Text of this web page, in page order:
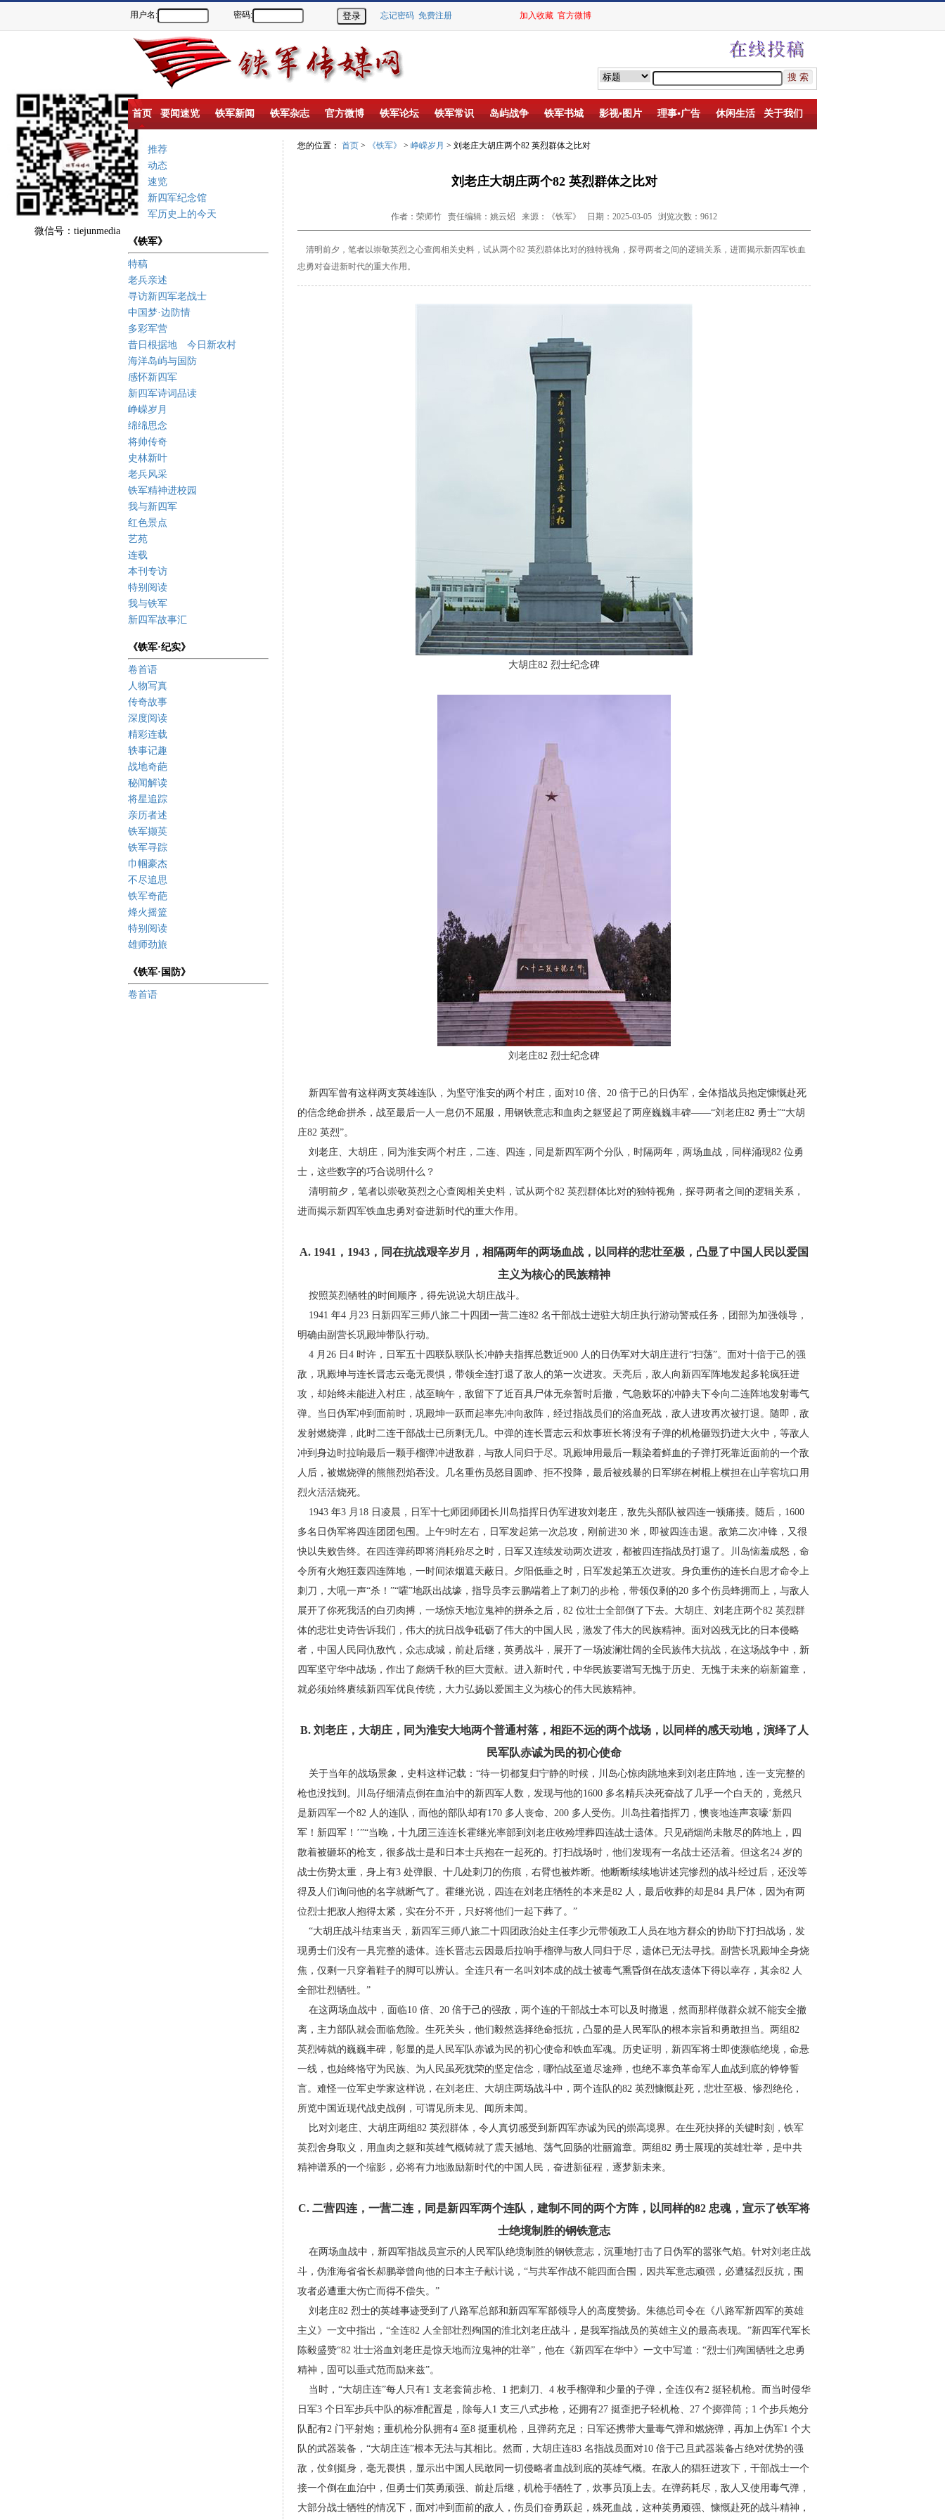
微信号：tiejunmedia
用户名: 密码: 忘记密码 免费注册 加入收藏 官方微博
首页 要闻速览 铁军新闻 铁军杂志 官方微博 铁军论坛 铁军常识 岛屿战争 铁军书城 影视▪图片 理事▪广告 休闲生活 关于我们
重点推荐
新闻动态
要闻速览
盐城新四军纪念馆
新四军历史上的今天
《铁军》
特稿
老兵亲述
寻访新四军老战士
中国梦·边防情
多彩军营
昔日根据地 今日新农村
海洋岛屿与国防
感怀新四军
新四军诗词品读
峥嵘岁月
绵绵思念
将帅传奇
史林新叶
老兵风采
铁军精神进校园
我与新四军
红色景点
艺苑
连载
本刊专访
特别阅读
我与铁军
新四军故事汇
《铁军·纪实》
卷首语
人物写真
传奇故事
深度阅读
精彩连载
轶事记趣
战地奇葩
秘闻解读
将星追踪
亲历者述
铁军撷英
铁军寻踪
巾帼豪杰
不尽追思
铁军奇葩
烽火摇篮
特别阅读
雄师劲旅
《铁军·国防》
卷首语
您的位置： 首页 > 《铁军》 > 峥嵘岁月 > 刘老庄大胡庄两个82 英烈群体之比对
刘老庄大胡庄两个82 英烈群体之比对
作者：荣师竹 责任编辑：姚云炤 来源：《铁军》 日期：2025-03-05 浏览次数：9612
清明前夕，笔者以崇敬英烈之心查阅相关史料， 试从两个82 英烈群体比对的独特视角，探寻两者之间的逻辑关系，进而揭示新四军铁血
忠勇对奋进新时代的重大作用。
大胡庄82 烈士纪念碑
刘老庄82 烈士纪念碑
新四军曾有这样两支英雄连队，为坚守淮安的两个村庄，面对10 倍、20 倍于己的日伪军，全体指战员抱定慷慨赴死
的信念绝命拼杀，战至最后一人一息仍不屈服，用钢铁意志和血肉之躯竖起了两座巍巍丰碑——“刘老庄82 勇士”“大胡
庄82 英烈”。
刘老庄、大胡庄，同为淮安两个村庄，二连、四连， 同是新四军两个分队，时隔两年，两场血战，同样涌现82 位勇
士，这些数字的巧合说明什么？
清明前夕，笔者以崇敬英烈之心查阅相关史料， 试从两个82 英烈群体比对的独特视角，探寻两者之间 的逻辑关系，
进而揭示新四军铁血忠勇对奋进新时代的重大作用。
A. 1941，1943， 同在抗战艰辛岁月， 相隔两年的两场血战，以同样的悲壮至极，凸显了中国人民以爱国
主义为核心的民族精神
按照英烈牺牲的时间顺序，得先说说大胡 庄战斗。
1941 年4 月23 日新四军三师八旅二十四团 一营二连82 名干部战士进驻大胡庄执行游动警戒任务，团部为加强领导，
明确由副营长巩殿坤带队行动。
4 月26 日4 时许，日 军五十四联队联队长冲静夫指挥总数近900 人 的日伪军对大胡庄进行“扫荡”。面对十倍于己的强
敌，巩殿坤与连长晋志云毫无畏惧，带领全连打退了敌人的第一次进攻。天亮后，敌人 向新四军阵地发起多轮疯狂进
攻，却始终未能进入村庄，战至晌午，敌留下了近百具尸体无奈暂时后撤，气急败坏的冲静夫下令向二连阵地发射毒气
弹。当日伪军冲到面前时，巩殿坤一跃而起率先冲向敌阵，经过指战员们的浴血死战，敌人进攻再次被打退。随即，敌
发射燃烧弹，此时二连干部战士已所剩无几。中弹的连长晋志云和炊事班长将没有子弹的机枪砸毁扔进大火中，等敌人
冲到身边时拉响最后一颗手榴弹冲进敌群，与敌人同归于尽。巩殿坤用最后一颗染着鲜血的子弹打死靠近面前的一个敌
人后， 被燃烧弹的熊熊烈焰吞没。几名重伤员怒目圆睁、拒不投降，最后被残暴的日军绑在树棍上横担在山芋窖坑口用
烈火活活烧死。
1943 年3 月18 日凌晨，日军十七师团师团长川岛指挥日伪军进攻刘老庄，敌先头部队被四连一顿痛揍。随后，1600
多名日伪军将四连团团包围。上午9时左右，日军发起第一次总攻，刚前进30 米，即被四连击退。敌第二次冲锋，又很
快以失败告终。在四连弹药即将消耗殆尽之时，日军又连续发动两次进攻，都被四连指战员打退了。川岛恼羞成怒，命
令所有火炮狂轰四连阵地，一时间浓烟遮天蔽日。夕阳低垂之 时，日军发起第五次进攻。身负重伤的连长白思才命令上
刺刀，大吼一声“杀！”“嚯”地跃出战壕，指导员李云鹏端着上了刺刀的步枪，带领仅剩的20 多个伤员蜂拥而上，与敌人
展开了你死我活的白刃肉搏，一场惊天地泣鬼神的拼杀之后，82 位壮士全部倒了下去。 大胡庄、刘老庄两个82 英烈群
体的悲壮史诗告诉我们，伟大的抗日战争砥砺了伟大的中国人民，激发了伟大的民族精神。面对凶残无比的日本侵略
者，中 国人民同仇敌忾，众志成城，前赴后继，英勇战斗，展开了一场波澜壮阔的全民族伟大抗战，在这场战争中，新
四军坚守华中战场，作出了彪炳千秋的巨大贡献。进入新时代，中华民族要谱写无愧于历史、无愧于未来的崭新篇章，
就必须始终赓续新四军优良传统，大力弘扬以爱国主义为核心的伟大民族精神。
B. 刘老庄，大胡庄，同为淮安大地两个普通村落，相距不远的两个战场，以同样的感天动地，演绎了人
民军队赤诚为民的初心使命
关于当年的战场景象，史料这样记载：“待一切都复归宁静的时候，川岛心惊肉跳地来到刘老庄阵地， 连一支完整的
枪也没找到。川岛仔细清点倒在血泊中的新四军人数，发现与他的1600 多名精兵决死奋战了几乎一个白天的，竟然只
是新四军一个82 人的连队，而他的部队却有170 多人丧命、200 多人受伤。川 岛拄着指挥刀，懊丧地连声哀嚎‘新四
军！新四军！’”“当晚，十九团三连连长霍继光率部到刘老庄收殓埋葬四连战士遗体。只见硝烟尚未散尽的阵地上，四
散着被砸坏的枪支，很多战士是和日本士兵抱在一起死的。打扫战场时，他们发现有一名战士还活着。但这名24 岁的
战士伤势太重，身上有3 处弹眼、十几处刺 刀的伤痕，右臂也被炸断。他断断续续地讲述完惨烈的战斗经过后，还没等
得及人们询问他的名字就断气了。霍继光说，四连在刘老庄牺牲的本来是82 人，最后收葬的却是84 具尸体，因为有两
位烈士把敌人抱得太紧，实在分不开，只好将他们一起下葬了。”
“大胡庄战斗结束当天，新四军三师八旅二十四 团政治处主任李少元带领政工人员在地方群众的协助下打扫战场，发
现勇士们没有一具完整的遗体。连长晋志云因最后拉响手榴弹与敌人同归于尽，遗体已无法寻找。副营长巩殿坤全身烧
焦，仅剩一只穿着鞋子的脚可以辨认。全连只有一名叫刘本成的战士被毒气熏昏倒在战友遗体下得以幸存，其余82 人
全部壮烈牺牲。”
在这两场血战中，面临10 倍、20 倍于己的强敌， 两个连的干部战士本可以及时撤退，然而那样做群众就不能安全撤
离，主力部队就会面临危险。生死关头，他们毅然选择绝命抵抗，凸显的是人民军队的根本宗旨和勇敢担当。两组82
英烈铸就的巍巍丰碑，彰显的是人民军队赤诚为民的初心使命和铁血军魂。 历史证明，新四军将士即使濒临绝境，命悬
一线，也始终恪守为民族、为人民虽死犹荣的坚定信念，哪怕战至道尽途殚，也绝不辜负革命军人血战到底的铮铮誓
言。难怪一位军史学家这样说，在刘老庄、大胡庄两场战斗中，两个连队的82 英烈慷慨赴死，悲壮至极、惨烈绝伦，
所览中国近现代战史战例，可谓见所未见、闻 所未闻。
比对刘老庄、大胡庄两组82 英烈群体，令人真切感受到新四军赤诚为民的崇高境界。在生死抉择的关键时刻，铁军
英烈舍身取义，用血肉之躯和英雄气概铸就了震天撼地、荡气回肠的壮丽篇章。两组82 勇士展现的英雄壮举，是中共
精神谱系的一个缩影，必将有力地激励新时代的中国人民，奋进新征程，逐梦新未来。
C. 二营四连，一营二连，同是新四军两个连队，建制不同的两个方阵，以同样的82 忠魂， 宣示了铁军将
士绝境制胜的钢铁意志
在两场血战中，新四军指战员宣示的人民军队绝境制胜的钢铁意志，沉重地打击了日伪军的嚣张气焰。针对刘老庄战
斗，伪淮海省省长郝鹏举曾向他的 日本主子献计说，“与共军作战不能四面合围，因共军意志顽强，必遭猛烈反抗，围
攻者必遭重大伤亡而得不偿失。”
刘老庄82 烈士的英雄事迹受到了八路军总部和 新四军军部领导人的高度赞扬。朱德总司令在《八路军新四军的英雄
主义》一文中指出，“全连82 人全部壮烈殉国的淮北刘老庄战斗，是我军指战员的英雄主义 的最高表现。”新四军代军长
陈毅盛赞“82 壮士浴血刘 老庄是惊天地而泣鬼神的壮举”，他在《新四军在华中》一文中写道：“烈士们殉国牺牲之忠勇
精神，固可 以垂式范而励来兹”。
当时，“大胡庄连”每人只有1 支老套筒步枪、1 把刺刀、4 枚手榴弹和少量的子弹，全连仅有2 挺轻机枪。而当时侵华
日军3 个日军步兵中队的标准配置是，除每人1 支三八式步枪，还拥有27 挺歪把子轻机枪、27 个掷弹筒；1 个步兵炮分
队配有2 门平射炮；重机枪分队拥有4 至8 挺重机枪，且弹药充足；日军还携带大量毒气弹和燃烧弹，再加上伪军1 个大
队的武器装备，“大胡庄连”根本无法与其相比。然而，大胡庄连83 名指战员面对10 倍于己且武器装备占绝对优势的强
敌，仗剑挺身，毫无畏惧，显示出中国人民敢同一切侵略者血战到底的英雄气概。在敌人的猖狂进攻下，干部战士一个
接一个倒在血泊中，但勇士们英勇顽强、前赴后继，机枪手牺牲了，炊事员顶上去。在弹药耗尽，敌人又使用毒气弹，
大部分战士牺牲的情况下，面对冲到面前的敌人，伤员们奋勇跃起，殊死血战，这种英勇顽强、慷慨赴死的战斗精神，